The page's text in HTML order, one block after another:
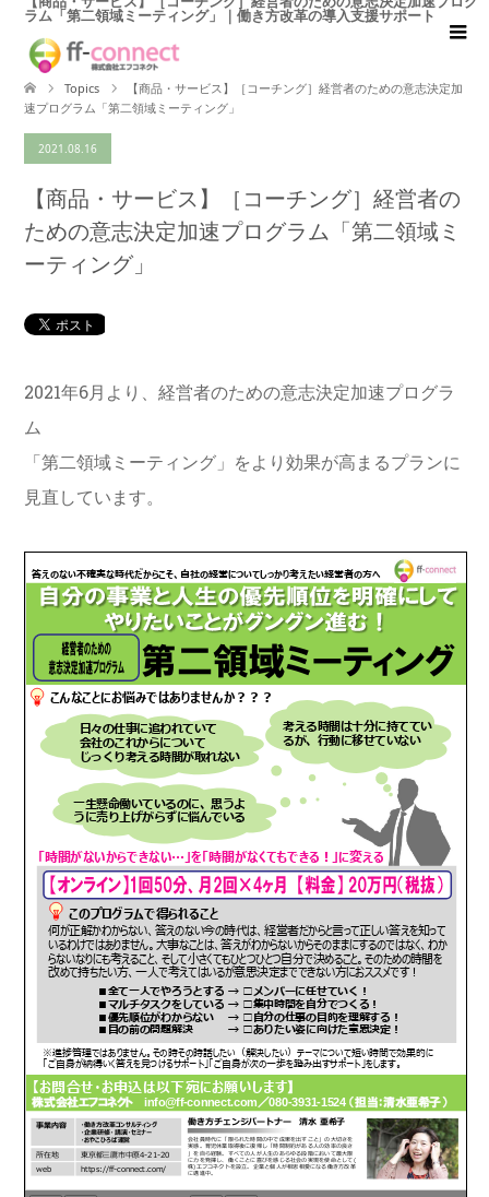
ラム「第二領域ミーティング」｜働き方改革の導入支援サポート
Topics
【商品・サービス】［コーチング］経営者のための意志決定加
速プログラム「第二領域ミーティング」
2021.08.16
【商品・サービス】［コーチング］経営者の
ための意志決定加速プログラム「第二領域ミ
ーティング」
2021年6月より、経営者のための意志決定加速プログラ
ム
「第二領域ミーティング」をより効果が高まるプランに
見直しています。